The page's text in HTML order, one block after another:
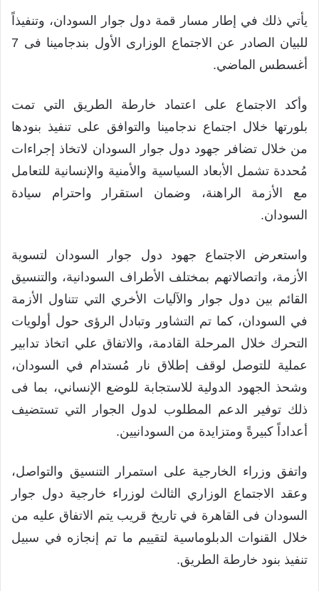
يأتي ذلك في إطار مسار قمة دول جوار السودان، وتنفيذاً
للبيان الصادر عن الاجتماع الوزارى الأول بندجامينا فى 7
أغسطس الماضي.
وأكد الاجتماع على اعتماد خارطة الطريق التي تمت
بلورتها خلال اجتماع ندجامينا والتوافق على تنفيذ بنودها
من خلال تضافر جهود دول جوار السودان لاتخاذ إجراءات
مُحددة تشمل الأبعاد السياسية والأمنية والإنسانية للتعامل
مع الأزمة الراهنة، وضمان استقرار واحترام سيادة
السودان.
واستعرض الاجتماع جهود دول جوار السودان لتسوية
الأزمة، واتصالاتهم بمختلف الأطراف السودانية، والتنسيق
القائم بين دول جوار والآليات الأخري التي تتناول الأزمة
في السودان، كما تم التشاور وتبادل الرؤى حول أولويات
التحرك خلال المرحلة القادمة، والاتفاق علي اتخاذ تدابير
عملية للتوصل لوقف إطلاق نار مُستدام في السودان،
وشحذ الجهود الدولية للاستجابة للوضع الإنساني، بما فى
ذلك توفير الدعم المطلوب لدول الجوار التي تستضيف
أعداداً كبيرةً ومتزايدة من السودانيين.
واتفق وزراء الخارجية على استمرار التنسيق والتواصل،
وعقد الاجتماع الوزاري الثالث لوزراء خارجية دول جوار
السودان فى القاهرة في تاريخ قريب يتم الاتفاق عليه من
خلال القنوات الدبلوماسية لتقييم ما تم إنجازه في سبيل
تنفيذ بنود خارطة الطريق.